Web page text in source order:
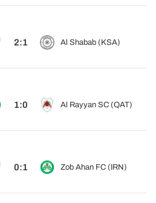
2:1 Al Shabab (KSA)
1:0 Al Rayyan SC (QAT)
0:1 Zob Ahan FC (IRN)